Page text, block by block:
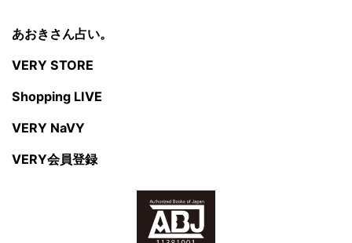
あおきさん占い。
VERY STORE
Shopping LIVE
VERY NaVY
VERY会員登録